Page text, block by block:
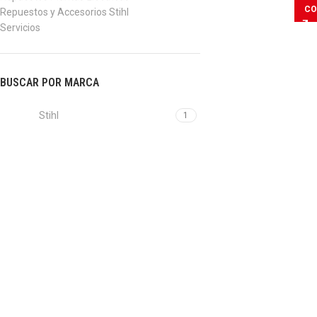
Repuestos y Accesorios Stihl
Servicios
BUSCAR POR MARCA
Stihl 1